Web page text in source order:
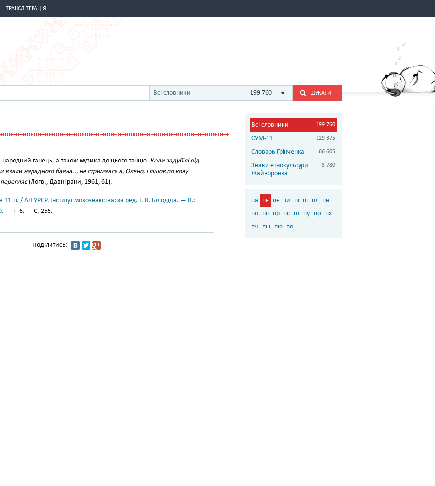
ТРАНСЛІТЕРАЦІЯ
Всі словники 199 760 ШУКАТИ
народний танець, а також музика до цього танцю. Коли задубілі від
взяли нарядного баяна.., не стримався я, Олено, і пішов по колу
(Логв., Давні рани, 1961, 61).
11 тт. / АН УРСР. Інститут мовознавства; за ред. І. К. Білодіда. — К.:
— Т. 6. — С. 255.
Поділитись:
Всі словники 199 760
СУМ-11 129 375
Словарь Грінченка 66 605
Знаки етнокультури
Жайворонка
3 780
па пе пє пи пі пї пл
пн
по пп пр пс пт пу пф пх
пч
пш пю пя